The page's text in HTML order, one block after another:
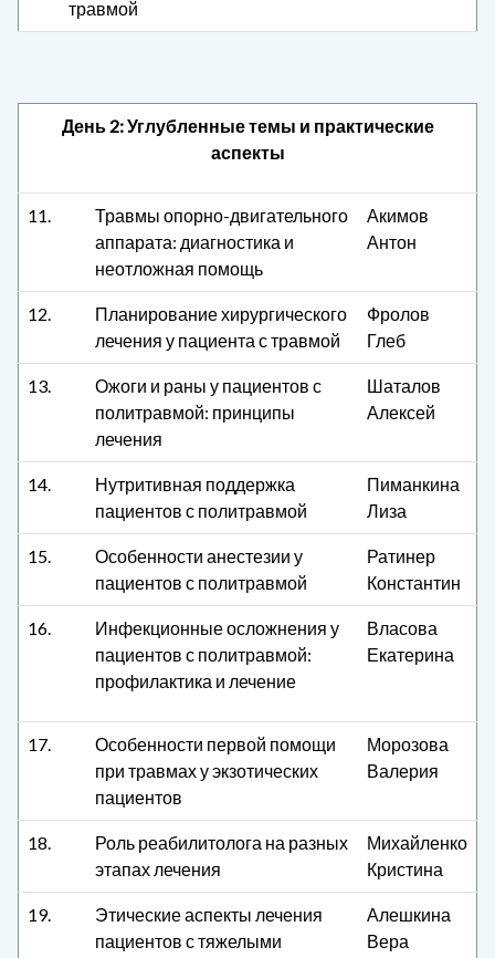
травмой
День 2: Углубленные темы и практические
аспекты
11.
Травмы опорно-двигательного
аппарата: диагностика и
неотложная помощь
Акимов
Антон
12.
Планирование хирургического
лечения у пациента с травмой
Фролов
Глеб
13.
Ожоги и раны у пациентов с
политравмой: принципы
лечения
Шаталов
Алексей
14.
Нутритивная поддержка
пациентов с политравмой
Пиманкина
Лиза
15.
Особенности анестезии у
пациентов с политравмой
Ратинер
Константин
16.
Инфекционные осложнения у
пациентов с политравмой:
профилактика и лечение
Власова
Екатерина
17.
Особенности первой помощи
при травмах у экзотических
пациентов
Морозова
Валерия
18.
Роль реабилитолога на разных
этапах лечения
Михайленко
Кристина
19.
Этические аспекты лечения
пациентов с тяжелыми
Алешкина
Вера